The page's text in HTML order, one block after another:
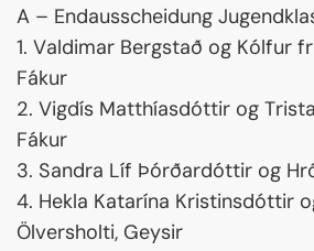
A – Endausscheidung
1. Valdimar Bergstað og Kólfur
Fákur
2. Vigdís Matthíasdóttir og
Fákur
3. Sandra Líf Þórðardóttir og
4. Hekla Katarína Kristinsdóttir
Ölversholti, Geysir